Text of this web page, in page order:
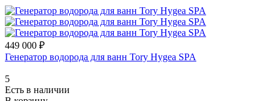
449 000 ₽
Генератор водорода для ванн Tory Hygea SPA
5
Есть в наличии